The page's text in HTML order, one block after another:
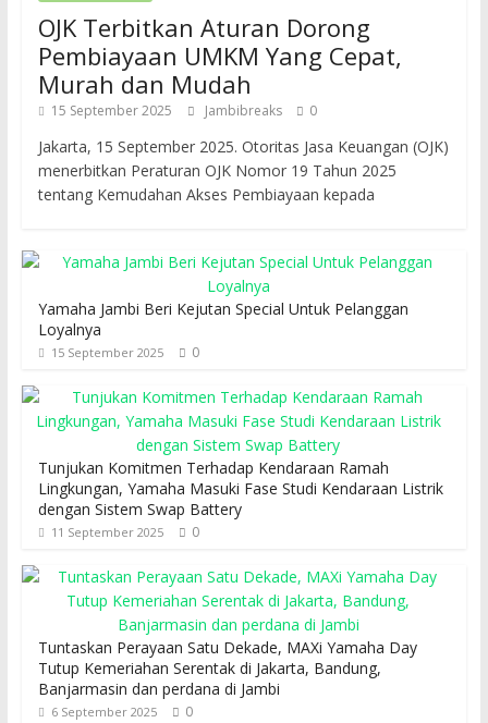
OJK Terbitkan Aturan Dorong
Pembiayaan UMKM Yang Cepat,
Murah dan Mudah
15 September 2025 Jambibreaks 0
Jakarta, 15 September 2025. Otoritas Jasa Keuangan (OJK)
menerbitkan Peraturan OJK Nomor 19 Tahun 2025
tentang Kemudahan Akses Pembiayaan kepada
Yamaha Jambi Beri Kejutan Special Untuk Pelanggan
Loyalnya
15 September 2025 0
Tunjukan Komitmen Terhadap Kendaraan Ramah
Lingkungan, Yamaha Masuki Fase Studi Kendaraan Listrik
dengan Sistem Swap Battery
11 September 2025 0
Tuntaskan Perayaan Satu Dekade, MAXi Yamaha Day
Tutup Kemeriahan Serentak di Jakarta, Bandung,
Banjarmasin dan perdana di Jambi
6 September 2025 0